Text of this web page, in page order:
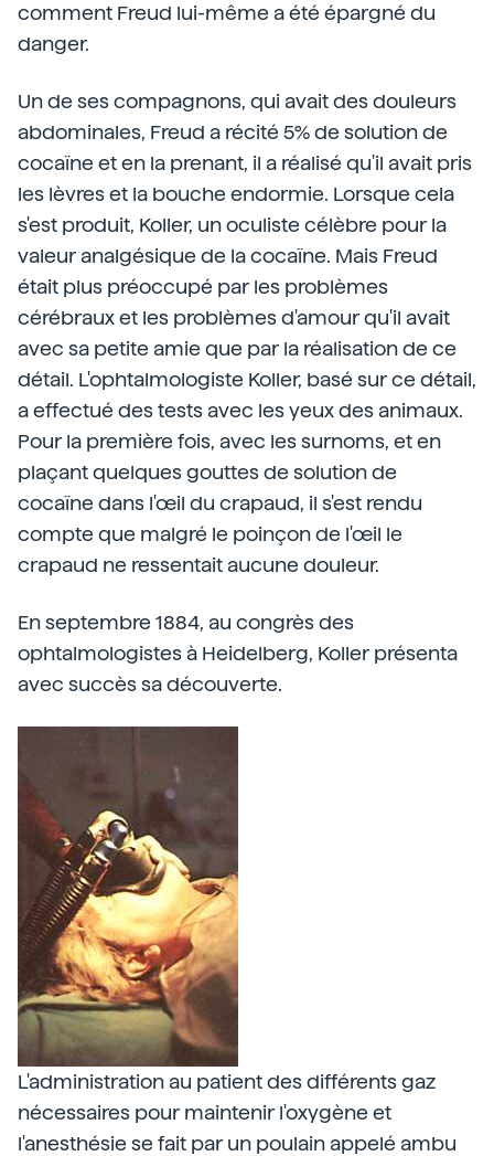
comment Freud lui-même a été épargné du
danger.
Un de ses compagnons, qui avait des douleurs
abdominales, Freud a récité 5% de solution de
cocaïne et en la prenant, il a réalisé qu'il avait pris
les lèvres et la bouche endormie. Lorsque cela
s'est produit, Koller, un oculiste célèbre pour la
valeur analgésique de la cocaïne. Mais Freud
était plus préoccupé par les problèmes
cérébraux et les problèmes d'amour qu'il avait
avec sa petite amie que par la réalisation de ce
détail. L'ophtalmologiste Koller, basé sur ce détail,
a effectué des tests avec les yeux des animaux.
Pour la première fois, avec les surnoms, et en
plaçant quelques gouttes de solution de
cocaïne dans l'œil du crapaud, il s'est rendu
compte que malgré le poinçon de l'œil le
crapaud ne ressentait aucune douleur.
En septembre 1884, au congrès des
ophtalmologistes à Heidelberg, Koller présenta
avec succès sa découverte.
L'administration au patient des différents gaz
nécessaires pour maintenir l'oxygène et
l'anesthésie se fait par un poulain appelé ambu